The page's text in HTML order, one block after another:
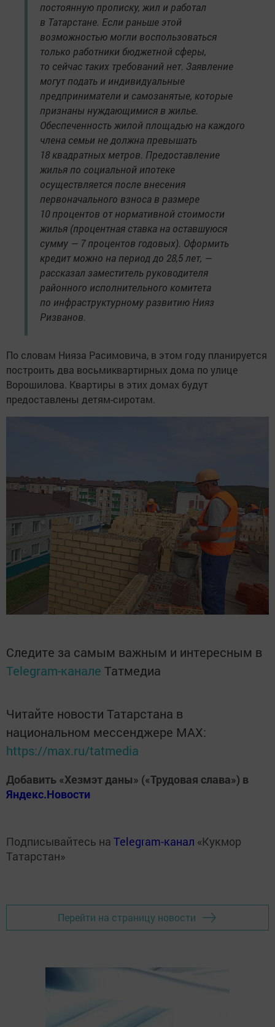
постоянную прописку, жил и работал
в Татарстане. Если раньше этой
возможностью могли воспользоваться
только работники бюджетной сферы,
то сейчас таких требований нет. Заявление
могут подать и индивидуальные
предприниматели и самозанятые, которые
признаны нуждающимися в жилье.
Обеспеченность жилой площадью на каждого
члена семьи не должна превышать
18 квадратных метров. Предоставление
жилья по социальной ипотеке
осуществляется после внесения
первоначального взноса в размере
10 процентов от нормативной стоимости
жилья (процентная ставка на оставшуюся
сумму — 7 процентов годовых). Оформить
кредит можно на период до 28,5 лет, —
рассказал заместитель руководителя
районного исполнительного комитета
по инфраструктурному развитию Нияз
Ризванов.
По словам Нияза Расимовича, в этом году планируется
построить два восьмиквартирных дома по улице
Ворошилова. Квартиры в этих домах будут
предоставлены детям-сиротам.
Следите за самым важным и интересным в
Telegram-канале Татмедиа
Читайте новости Татарстана в
национальном мессенджере MАХ:
https://max.ru/tatmedia
Добавить «Хезмэт даны» («Трудовая слава») в
Яндекс.Новости
Подписывайтесь на Telegram-канал «Кукмор
Татарстан»
Перейти на страницу новости